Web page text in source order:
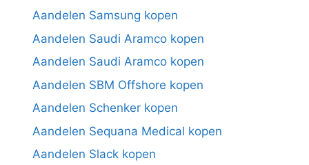
Aandelen Samsung kopen
Aandelen Saudi Aramco kopen
Aandelen Saudi Aramco kopen
Aandelen SBM Offshore kopen
Aandelen Schenker kopen
Aandelen Sequana Medical kopen
Aandelen Slack kopen